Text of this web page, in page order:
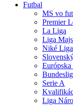
Futbal
MS vo
Premier
La Liga
Liga
Niké Liga
Európska
Serie A
Liga